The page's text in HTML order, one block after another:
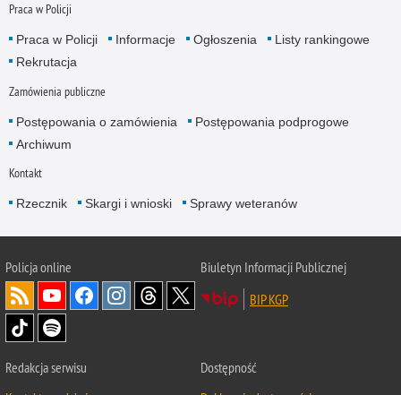
Praca w Policji
Praca w Policji Informacje Ogłoszenia
Listy rankingowe
Rekrutacja
Zamówienia publiczne
Postępowania o zamówienia
Postępowania podprogowe
Archiwum
Kontakt
Rzecznik Skargi i wnioski Sprawy weteranów
Policjaonline
Biuletyn Informacji Publicznej
BIP KGP
Redakcja serwisu
Dostępność